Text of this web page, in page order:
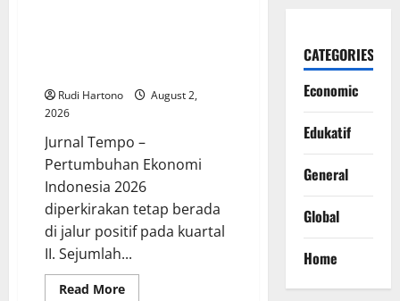
Rudi Hartono
August 2,
2026
Jurnal Tempo –
Pertumbuhan Ekonomi
Indonesia 2026
diperkirakan tetap berada
di jalur positif pada kuartal
II. Sejumlah...
Read MoreRead
CATEGORIES
Economic
Edukatif
General
Global
Home